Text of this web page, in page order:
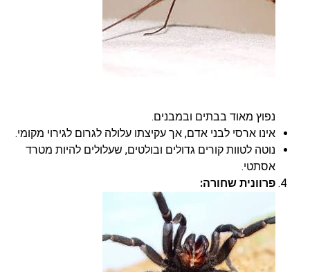
נפוץ מאוד בבתים ובמבנים.
אינו ארסי לבני אדם, אך עקיצתו עלולה לגרום לגירוי מקומי.
נוטה לטוות קורים גדולים ובולטים, שעלולים להיות מטרד
אסתטי.
פרוונית שחורה: